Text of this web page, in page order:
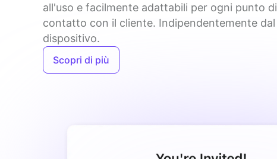
all'uso e facilmente adattabili per ogni punto di
contatto con il cliente. Indipendentemente dal
dispositivo.
Scopri di più